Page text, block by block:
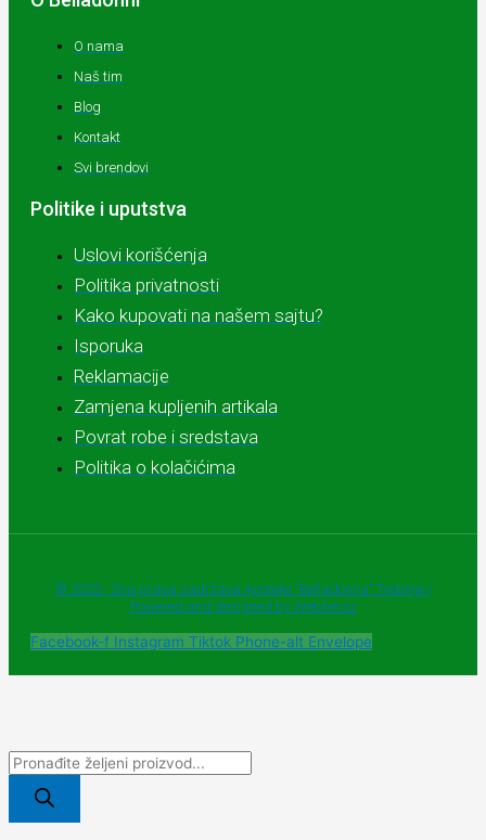
O nama
Naš tim
Blog
Kontakt
Svi brendovi
Politike i uputstva
Uslovi korišćenja
Politika privatnosti
Kako kupovati na našem sajtu?
Isporuka
Reklamacije
Zamjena kupljenih artikala
Povrat robe i sredstava
Politika o kolačićima
© 2025 - Sva prava zadržava Apoteke "Belladonna" Trebinje |
Powered and designed by Webherzz
Facebook-f Instagram Tiktok Phone-alt Envelope